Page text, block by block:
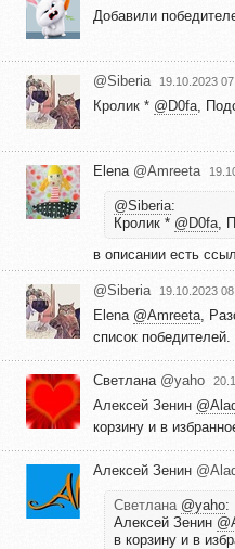
Добавили
@Siberia 19.10.2023
Кролик * @D0fa,
Elena @Amreeta
@Siberia:
Кролик * @D0fa,
в описании есть
@Siberia 19.10.2023
Elena @Amreeta,
список
Светлана @yaho
Алексей Зенин
корзину и в
Алексей Зенин
Светлана @yaho:
Алексей Зенин
в корзину и в